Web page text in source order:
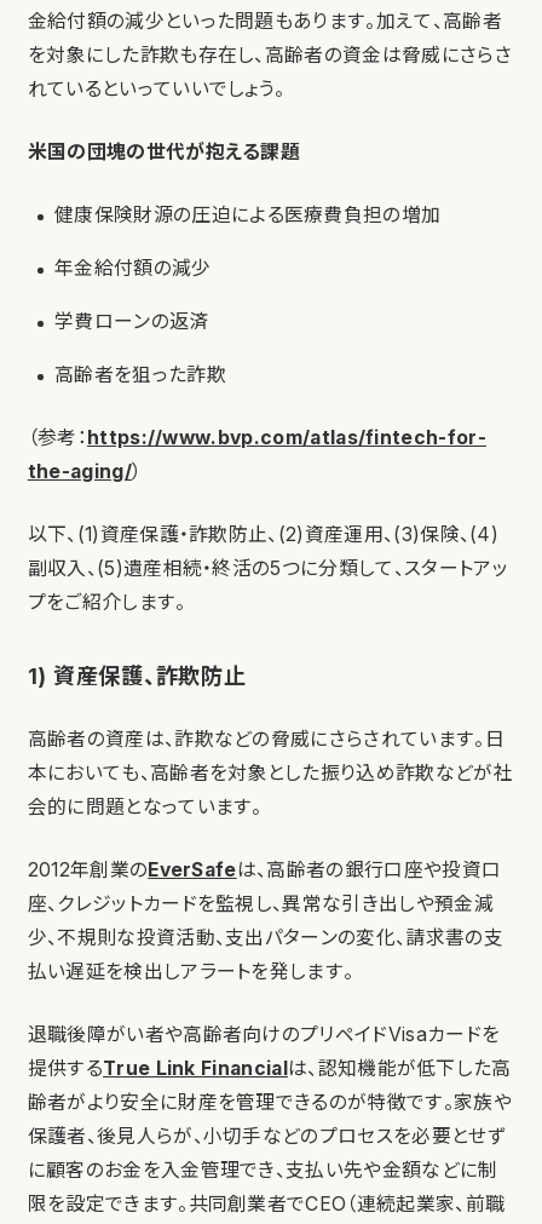
金給付額の減少といった問題もあります。加えて、高齢者
を対象にした詐欺も存在し、高齢者の資金は脅威にさらさ
れているといっていいでしょう。
米国の団塊の世代が抱える課題
健康保険財源の圧迫による医療費負担の増加
年金給付額の減少
学費ローンの返済
高齢者を狙った詐欺
（参考： https://www.bvp.com/atlas/fintech-for-
the-aging/）
以下、(1)資産保護・詐欺防止、(2)資産運用、(3)保険、(4)
副収入、(5)遺産相続・終活の5つに分類して、スタートアッ
プをご紹介します。
1) 資産保護、詐欺防止
高齢者の資産は、詐欺などの脅威にさらされています。日
本においても、高齢者を対象とした振り込め詐欺などが社
会的に問題となっています。
2012年創業のEverSafeは、高齢者の銀行口座や投資口
座、クレジットカードを監視し、異常な引き出しや預金減
少、不規則な投資活動、支出パターンの変化、請求書の支
払い遅延を検出しアラートを発します。
退職後障がい者や高齢者向けのプリペイドVisaカードを
提供するTrue Link Financialは、認知機能が低下した高
齢者がより安全に財産を管理できるのが特徴です。家族や
保護者、後見人らが、小切手などのプロセスを必要とせず
に顧客のお金を入金管理でき、支払い先や金額などに制
限を設定できます。共同創業者でCEO（連続起業家、前職